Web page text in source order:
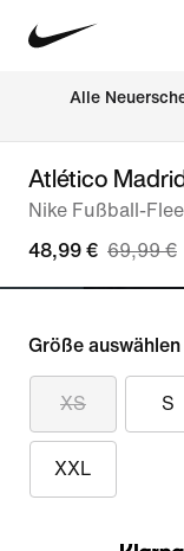
Alle
Atlético
Nike Fußball-
48,99 € 69,99 €
Größe auswählen
XS S
XXL